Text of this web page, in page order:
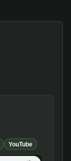
YouTube